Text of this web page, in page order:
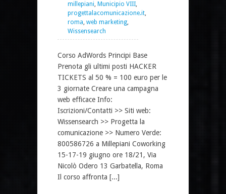
millepiani, Municipio VIII,
progettalacomunicazione.it,
roma, web marketing,
Wissensearch
Corso AdWords Principi Base
Prenota gli ultimi posti HACKER
TICKETS al 50 % = 100 euro per le
3 giornate Creare una campagna
web efficace Info:
Iscrizioni/Contatti >> Siti web:
Wissensearch >> Progetta la
comunicazione >> Numero Verde:
800586726 a Millepiani Coworking
15-17-19 giugno ore 18/21, Via
Nicolò Odero 13 Garbatella, Roma
Il corso affronta [...]